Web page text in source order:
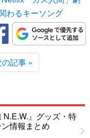
わるキーソング
の記事 »
N.E.W.』グッズ・特
情報まとめ